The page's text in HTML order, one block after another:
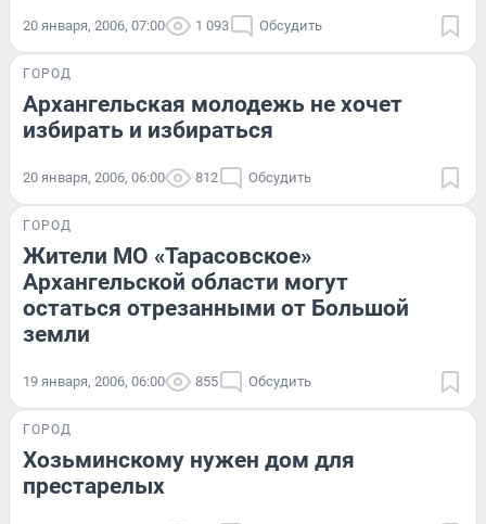
20 января, 2006, 07:00 1 093 Обсудить
ГОРОД
Архангельская молодежь не хочет
избирать и избираться
20 января, 2006, 06:00 812 Обсудить
ГОРОД
Жители МО «Тарасовское»
Архангельской области могут
остаться отрезанными от Большой
земли
19 января, 2006, 06:00 855 Обсудить
ГОРОД
Хозьминскому нужен дом для
престарелых